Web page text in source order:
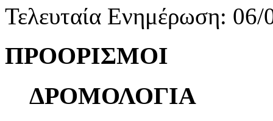
Τελευταία Ενημέρωση:
ΠΡΟΟΡΙΣΜΟΙ
ΔΡΟΜΟΛΟΓΙΑ